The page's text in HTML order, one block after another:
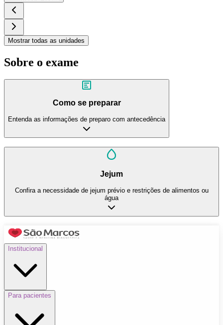
Mostrar todas as unidades
Sobre o exame
Como se preparar
Entenda as informações de preparo com antecedência
Jejum
Confira a necessidade de jejum prévio e restrições de alimentos ou
água
Institucional
Para pacientes